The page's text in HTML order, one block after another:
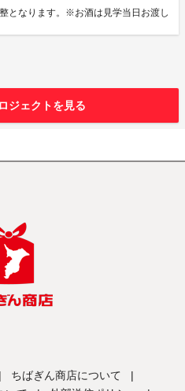
となります。※お酒は見学当日お渡し
ジェクトを見る
| ちばぎん商店について
|